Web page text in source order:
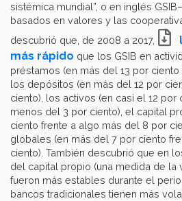
sistémica mundial”, o en inglés
basados en valores y las
descubrió que, de 2008 a 2017,
más rápido que los GSIB en
préstamos (en más del 13 por ciento
los depósitos (en más del 12 por
ciento), los activos (en casi el 12 por
menos del 3 por ciento), el capital
ciento frente a algo más del 8 por
globales (en más del 7 por ciento
ciento). También descubrió que en
del capital propio (una medida de la
fueron más estables durante el
bancos tradicionales tienen más